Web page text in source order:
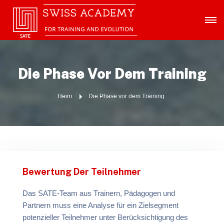
Die Phase Vor Dem Training
Heim Die Phase vor dem Training
Bewertung Der Teilnehmer
Das SATE-Team aus Trainern, Pädagogen und
Partnern muss eine Analyse für ein Zielsegment
potenzieller Teilnehmer unter Berücksichtigung des